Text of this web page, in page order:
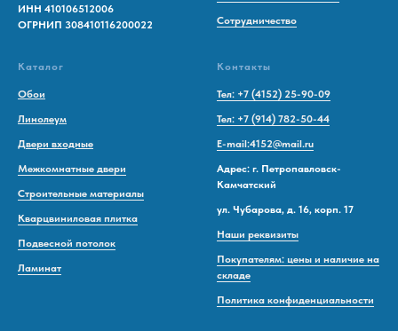
ИНН 410106512006
ОГРНИП 308410116200022
Сотрудничество
Каталог
Обои
Линолеум
Двери входные
Межкомнатные двери
Строительные материалы
Кварцвиниловая плитка
Подвесной потолок
Ламинат
Контакты
Тел: +7 (4152) 25-90-09
Тел: +7 (914) 782-50-44
E-mail:4152@mail.ru
Адрес: г. Петропавловск-
Камчатский
ул. Чубарова, д. 16, корп. 17
Наши реквизиты
Покупателям: цены и наличие на
складе
Политика конфиденциальности